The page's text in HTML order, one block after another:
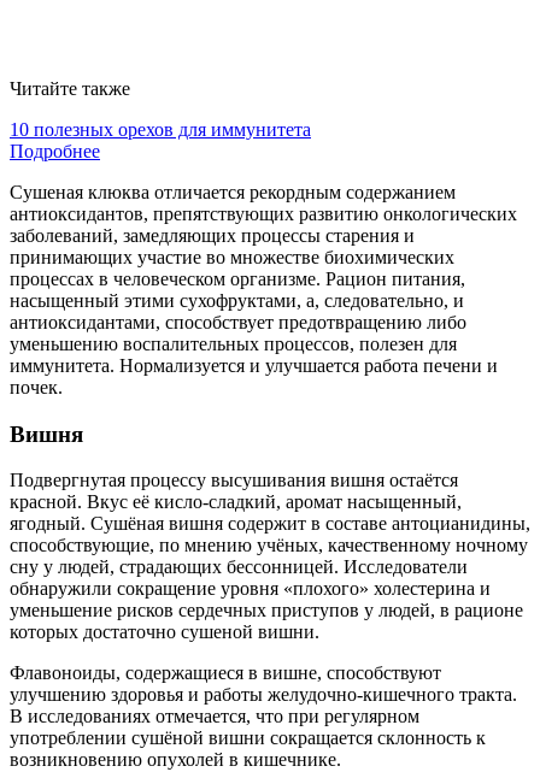
Читайте также
10 полезных орехов для иммунитета
Подробнее
Сушеная клюква отличается рекордным содержанием
антиоксидантов, препятствующих развитию онкологических
заболеваний, замедляющих процессы старения и
принимающих участие во множестве биохимических
процессах в человеческом организме. Рацион питания,
насыщенный этими сухофруктами, а, следовательно, и
антиоксидантами, способствует предотвращению либо
уменьшению воспалительных процессов, полезен для
иммунитета. Нормализуется и улучшается работа печени и
почек.
Вишня
Подвергнутая процессу высушивания вишня остаётся
красной. Вкус её кисло-сладкий, аромат насыщенный,
ягодный. Сушёная вишня содержит в составе антоцианидины,
способствующие, по мнению учёных, качественному ночному
сну у людей, страдающих бессонницей. Исследователи
обнаружили сокращение уровня «плохого» холестерина и
уменьшение рисков сердечных приступов у людей, в рационе
которых достаточно сушеной вишни.
Флавоноиды, содержащиеся в вишне, способствуют
улучшению здоровья и работы желудочно-кишечного тракта.
В исследованиях отмечается, что при регулярном
употреблении сушёной вишни сокращается склонность к
возникновению опухолей в кишечнике.